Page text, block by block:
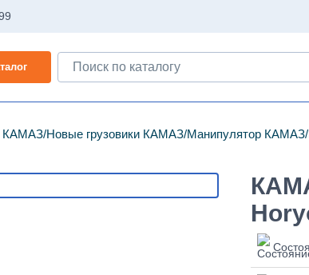
КАМАЗ Новые грузовики КАМАЗ Манипулятор КАМАЗ